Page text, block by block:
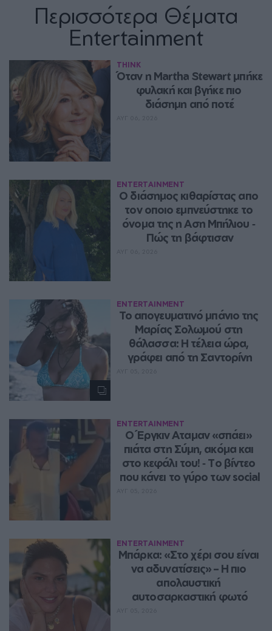
Περισσότερα Θέματα
Entertainment
THINK
Όταν η Martha Stewart μπήκε
φυλακή και βγήκε πιο
διάσημη από ποτέ
ENTERTAINMENT
Ο διάσημος κιθαρίστας απο
τον οποιο εμπνεύστηκε το
όνομα της η Αση Μπήλιου ‑
Πώς τη βάφτισαν
ENTERTAINMENT
Το απογευματινό μπάνιο της
Μαρίας Σολωμού στη
θάλασσα: Η τέλεια ώρα,
γράφει από τη Σαντορίνη
ENTERTAINMENT
Ο Έργκιν Αταμαν «σπάει»
πιάτα στη Σύμη, ακόμα και
στο κεφάλι του! ‑ Tο βίντεο
που κάνει το γύρο των social
ENTERTAINMENT
Μπάρκα: «Στο χέρι σου είναι
να αδυνατίσεις» – Η πιο
απολαυστική
αυτοσαρκαστική φωτό